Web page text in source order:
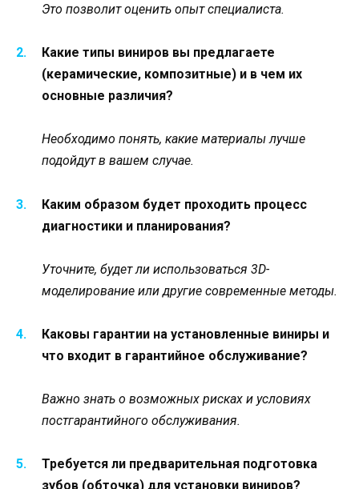
Это позволит оценить опыт специалиста.
Какие типы виниров вы предлагаете
(керамические, композитные) и в чем их
основные различия?
Необходимо понять, какие материалы лучше
подойдут в вашем случае.
Каким образом будет проходить процесс
диагностики и планирования?
Уточните, будет ли использоваться 3D-
моделирование или другие современные методы.
Каковы гарантии на установленные виниры и
что входит в гарантийное обслуживание?
Важно знать о возможных рисках и условиях
постгарантийного обслуживания.
Требуется ли предварительная подготовка
зубов (обточка) для установки виниров?